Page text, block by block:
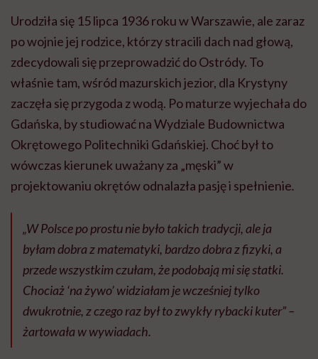
Urodziła się 15 lipca 1936 roku w Warszawie, ale zaraz
po wojnie jej rodzice, którzy stracili dach nad głową,
zdecydowali się przeprowadzić do Ostródy. To
właśnie tam, wśród mazurskich jezior, dla Krystyny
zaczęła się przygoda z wodą. Po maturze wyjechała do
Gdańska, by studiować na Wydziale Budownictwa
Okrętowego Politechniki Gdańskiej. Choć był to
wówczas kierunek uważany za „męski” w
projektowaniu okrętów odnalazła pasję i spełnienie.
„W Polsce po prostu nie było takich tradycji, ale ja
byłam dobra z matematyki, bardzo dobra z fizyki, a
przede wszystkim czułam, że podobają mi się statki.
Chociaż ‘na żywo’ widziałam je wcześniej tylko
dwukrotnie, z czego raz był to zwykły rybacki kuter”–
żartowała w wywiadach.